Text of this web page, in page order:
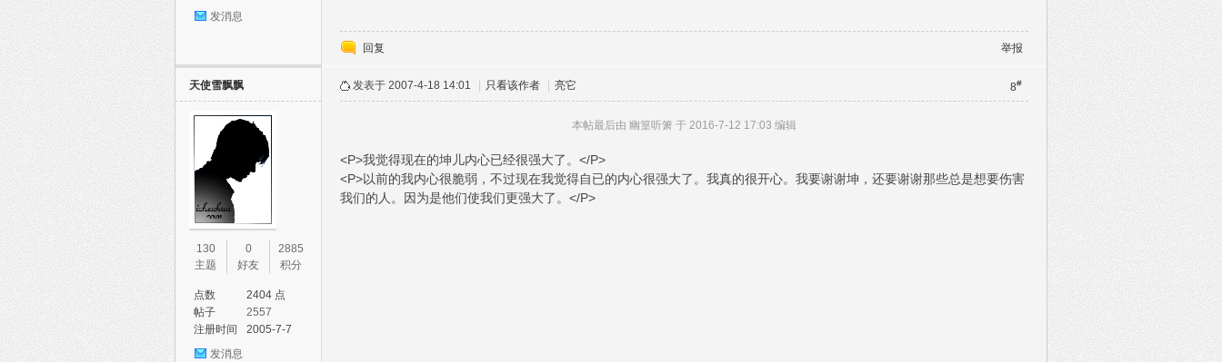
发消息
回复 举报
天使雪飘飘
130
主题
0
好友
2885
积分
点数
2404 点
帖子
2557
注册时间
2005-7-7
发消息
8#
发表于 2007-4-18 14:01 只看该作者 亮它
本帖最后由 幽篁听箫 于 2016-7-12 17:03 编辑
<P>我觉得现在的坤儿内心已经很强大了。</P>
<P>以前的我内心很脆弱，不过现在我觉得自已的内心很强大了。我真的很开心。我要谢谢坤，还要谢谢那些总是想要伤害
我们的人。因为是他们使我们更强大了。</P>